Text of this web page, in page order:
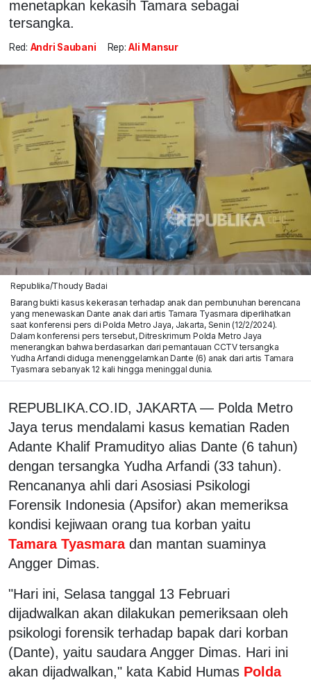
menetapkan kekasih Tamara sebagai
tersangka.
Red: Andri Saubani Rep: Ali Mansur
Republika/Thoudy Badai
Barang bukti kasus kekerasan terhadap anak dan pembunuhan berencana
yang menewaskan Dante anak dari artis Tamara Tyasmara diperlihatkan
saat konferensi pers di Polda Metro Jaya, Jakarta, Senin (12/2/2024).
Dalam konferensi pers tersebut, Ditreskrimum Polda Metro Jaya
menerangkan bahwa berdasarkan dari pemantauan CCTV tersangka
Yudha Arfandi diduga menenggelamkan Dante (6) anak dari artis Tamara
Tyasmara sebanyak 12 kali hingga meninggal dunia.
REPUBLIKA.CO.ID, JAKARTA — Polda Metro
Jaya terus mendalami kasus kematian Raden
Adante Khalif Pramudityo alias Dante (6 tahun)
dengan tersangka Yudha Arfandi (33 tahun).
Rencananya ahli dari Asosiasi Psikologi
Forensik Indonesia (Apsifor) akan memeriksa
kondisi kejiwaan orang tua korban yaitu
Tamara Tyasmara dan mantan suaminya
Angger Dimas.
"Hari ini, Selasa tanggal 13 Februari
dijadwalkan akan dilakukan pemeriksaan oleh
psikologi forensik terhadap bapak dari korban
(Dante), yaitu saudara Angger Dimas. Hari ini
akan dijadwalkan," kata Kabid Humas Polda